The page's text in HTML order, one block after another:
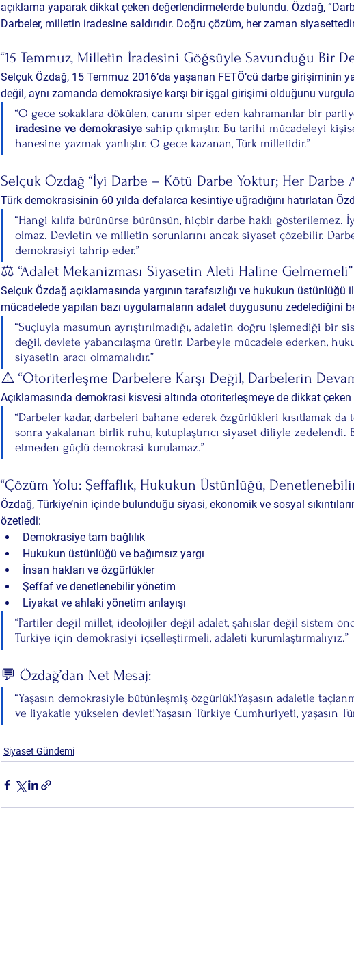
açıklama yaparak dikkat çeken değerlendirmelerde bulundu. Özdağ,
Darbeler, milletin iradesine saldırıdır. Doğru çözüm, her zaman
“15 Temmuz, Milletin İradesini Göğsüyle Savunduğu Bir
Selçuk Özdağ, 15 Temmuz 2016’da yaşanan FETÖ’cü darbe girişiminin
değil, aynı zamanda demokrasiye karşı bir işgal girişimi olduğunu
“O gece sokaklara dökülen, canını siper eden kahramanlar bir
iradesine ve demokrasiye sahip çıkmıştır. Bu tarihi mücadeleyi
hanesine yazmak yanlıştır. O gece kazanan, Türk milletidir.”
Selçuk Özdağ “İyi Darbe – Kötü Darbe Yoktur; Her Darbe
Türk demokrasisinin 60 yılda defalarca kesintiye uğradığını hatırlatan
“Hangi kılıfa bürünürse bürünsün, hiçbir darbe haklı gösterilemez.
olmaz. Devletin ve milletin sorunlarını ancak siyaset çözebilir.
demokrasiyi tahrip eder.”
⚖️ “Adalet Mekanizması Siyasetin Aleti Haline Gelmemeli”
Selçuk Özdağ açıklamasında yargının tarafsızlığı ve hukukun üstünlüğü
mücadelede yapılan bazı uygulamaların adalet duygusunu zedelediğini
“Suçluyla masumun ayrıştırılmadığı, adaletin doğru işlemediği bir
değil, devlete yabancılaşma üretir. Darbeyle mücadele ederken,
siyasetin aracı olmamalıdır.”
⚠️ “Otoriterleşme Darbelere Karşı Değil, Darbelerin
Açıklamasında demokrasi kisvesi altında otoriterleşmeye de dikkat çeken
“Darbeler kadar, darbeleri bahane ederek özgürlükleri kısıtlamak da
sonra yakalanan birlik ruhu, kutuplaştırıcı siyaset diliyle zedelendi.
etmeden güçlü demokrasi kurulamaz.”
“Çözüm Yolu: Şeffaflık, Hukukun Üstünlüğü,
Özdağ, Türkiye’nin içinde bulunduğu siyasi, ekonomik ve sosyal
özetledi:
Demokrasiye tam bağlılık
Hukukun üstünlüğü ve bağımsız yargı
İnsan hakları ve özgürlükler
Şeffaf ve denetlenebilir yönetim
Liyakat ve ahlaki yönetim anlayışı
“Partiler değil millet, ideolojiler değil adalet, şahıslar değil sistem
Türkiye için demokrasiyi içselleştirmeli, adaleti kurumlaştırmalıyız.”
💬 Özdağ’dan Net Mesaj:
“Yaşasın demokrasiyle bütünleşmiş özgürlük!Yaşasın adaletle
ve liyakatle yükselen devlet!Yaşasın Türkiye Cumhuriyeti, yaşasın
Siyaset Gündemi